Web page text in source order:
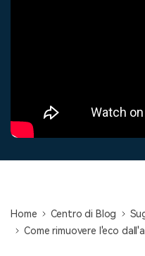
Home Centro di Blog
Come rimuovere l'eco